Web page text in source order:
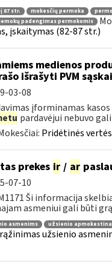
87 str. mokesčių permoka
padengimas permokomis
įskaitymas (82-87 str.)
medienos
išrašyti PVM
03-08
įforminamas
pardavėjui nebuvo
Pridėtinės
prekes ir/ ar
07-10
Ši informacija
asmeniui gali būti
asmenims užsienio
užsienio